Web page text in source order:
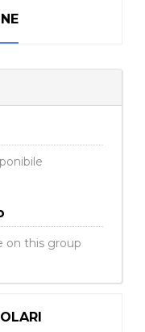
on this group